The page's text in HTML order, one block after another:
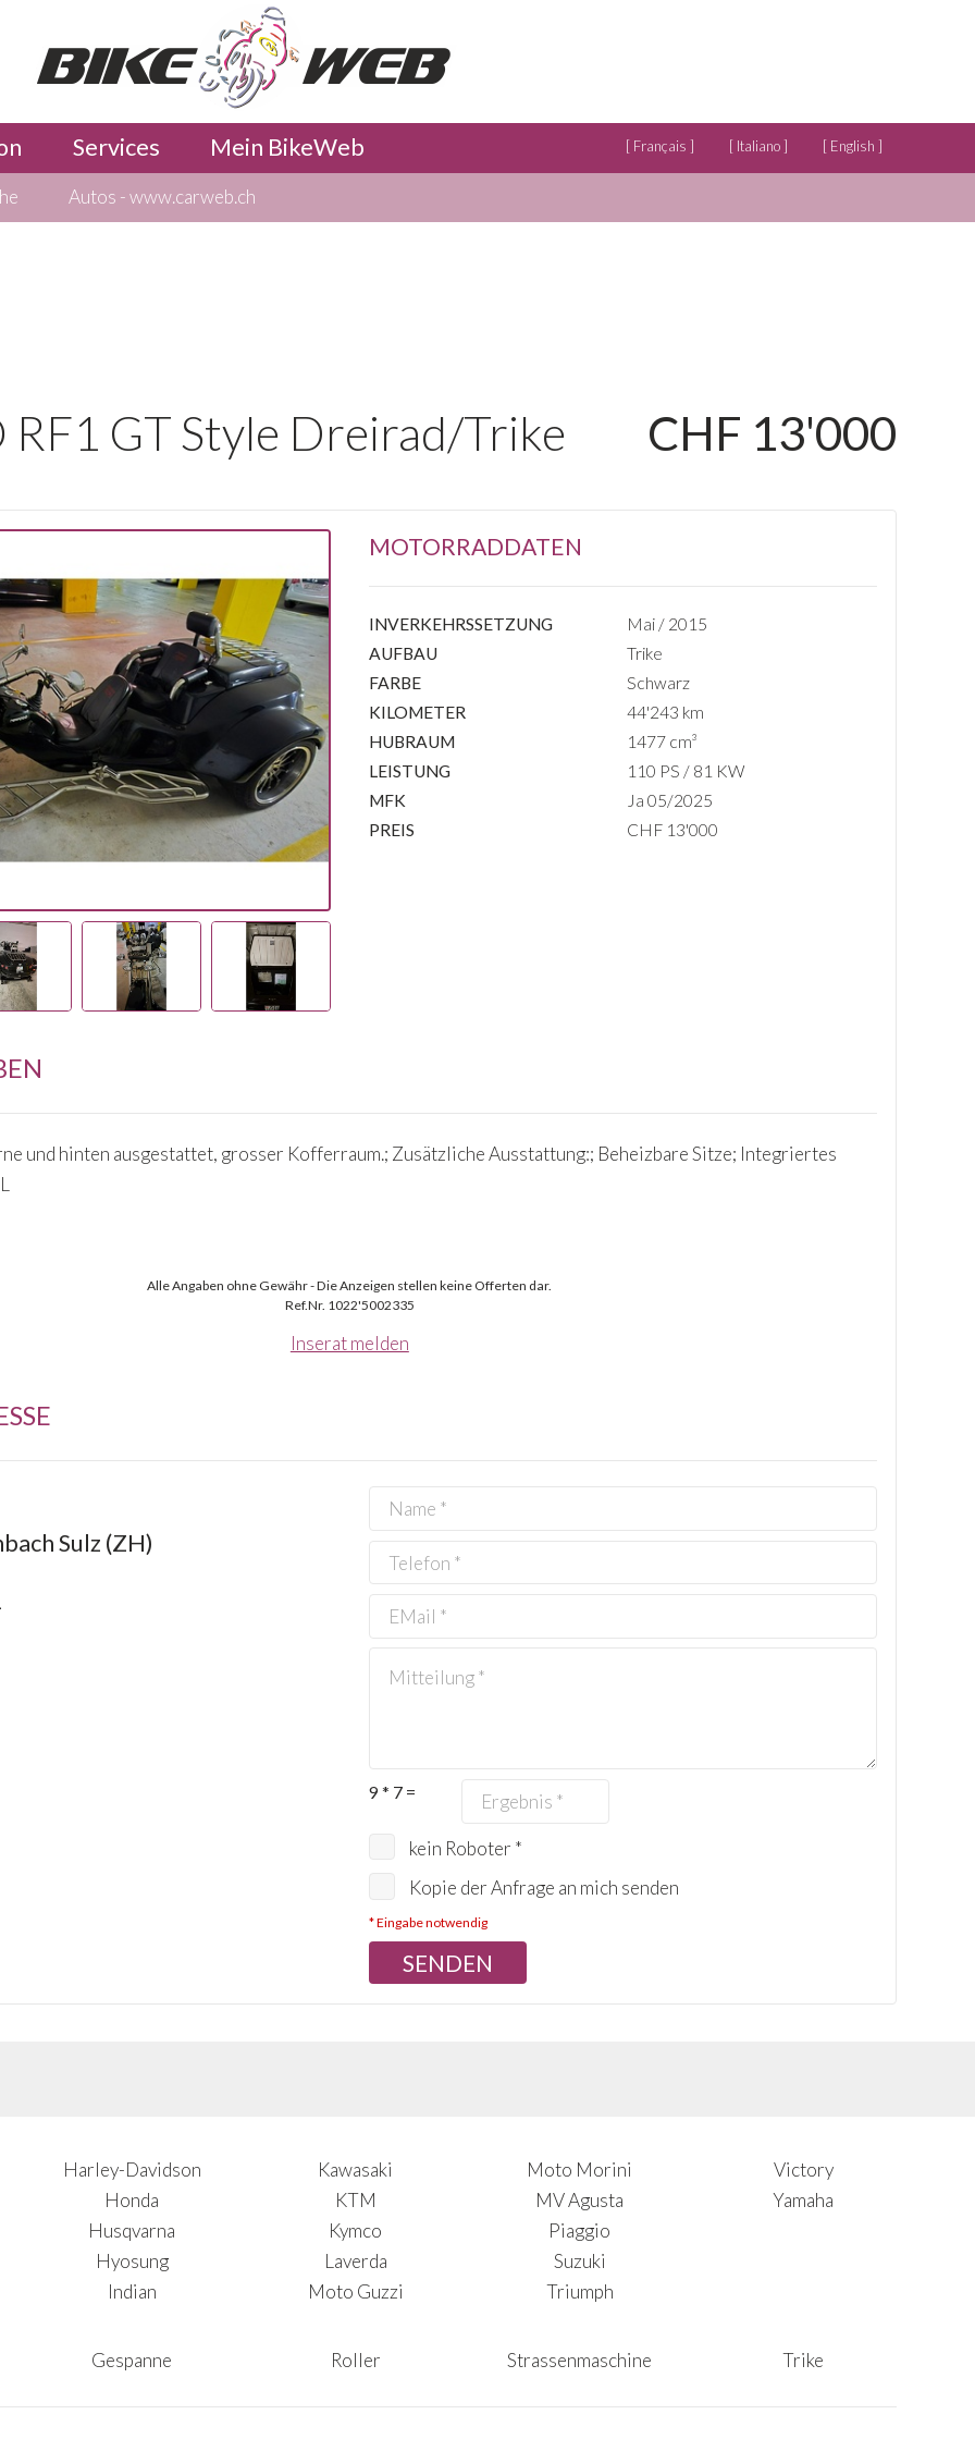
Services Mein BikeWeb [ Français ] [ Italiano ] [ English ]
Autos - www.carweb.ch
RF1 GT Style Dreirad/Trike CHF 13'000
MOTORRADDATEN
INVERKEHRSSETZUNG
Mai / 2015
AUFBAU
Trike
FARBE
Schwarz
KILOMETER
44'243 km
HUBRAUM
1477 cm³
LEISTUNG
110 PS / 81 KW
MFK
Ja 05/2025
PREIS
CHF 13'000
und hinten ausgestattet, grosser Kofferraum.; Zusätzliche Ausstattung:; Beheizbare Sitze; Integriertes
Alle Angaben ohne Gewähr - Die Anzeigen stellen keine Offerten dar.
Ref.Nr. 1022'5002335
Inserat melden
Sulz (ZH)
9 * 7 =
kein Roboter *
Kopie der Anfrage an mich senden
* Eingabe notwendig
Harley-Davidson
Honda
Husqvarna
Hyosung
Indian
Kawasaki
KTM
Kymco
Laverda
Moto Guzzi
Moto Morini
MV Agusta
Piaggio
Suzuki
Triumph
Victory
Yamaha
Gespanne Roller Strassenmaschine Trike